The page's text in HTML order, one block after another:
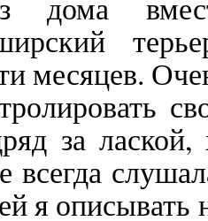
Отправить
месяцев.
за
всегда
я описывать